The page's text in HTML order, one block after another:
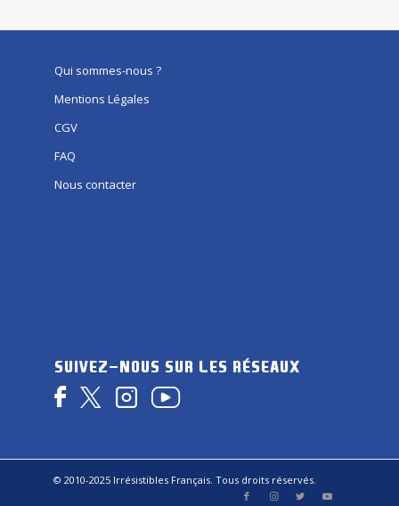
Qui sommes-nous ?
Mentions Légales
CGV
FAQ
Nous contacter
SUIVEZ-NOUS SUR LES RÉSEAUX
© 2010-2025 Irrésistibles Français. Tous droits réservés.